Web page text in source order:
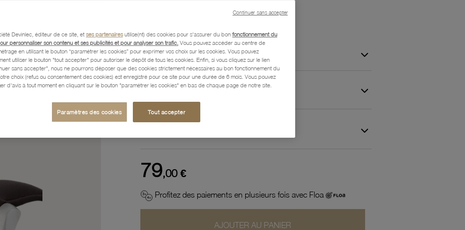
Description
Caractéristiques détaillées
79,00 €
Profitez des paiements en plusieurs fois avec Floa
AJOUTER AU PANIER
Devinlec, éditeur de ce site, et ses partenairesutilise(nt) des cookies pour s'assurer du bon fonctionnement du
personnaliser son contenu et ses publicités et pour analyser son trafic. Vous pouvez accéder au centre de
en utilisant le bouton “paramétrer les cookies” pour exprimer vos choix sur les cookies. Vous pouvez
utiliser le bouton "tout accepter" pour autoriser le dépôt de tous les cookies. Enfin, si vous cliquez sur le lien
sans accepter", nous ne pourrons déposer que des cookies strictement nécessaires au bon fonctionnement du
choix (refus ou consentement des cookies) est enregistré pour ce site pour une durée de 6 mois. Vous pouvez
d'avis à tout moment en cliquant sur le bouton "paramétrer les cookies" en bas de chaque page de notre site.
Paramètres des cookies Tout accepter
Continuer sans accepter